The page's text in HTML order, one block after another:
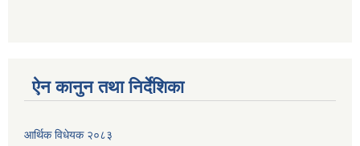
ऐन कानुन तथा निर्देशिका
आर्थिक विधेयक २०८३